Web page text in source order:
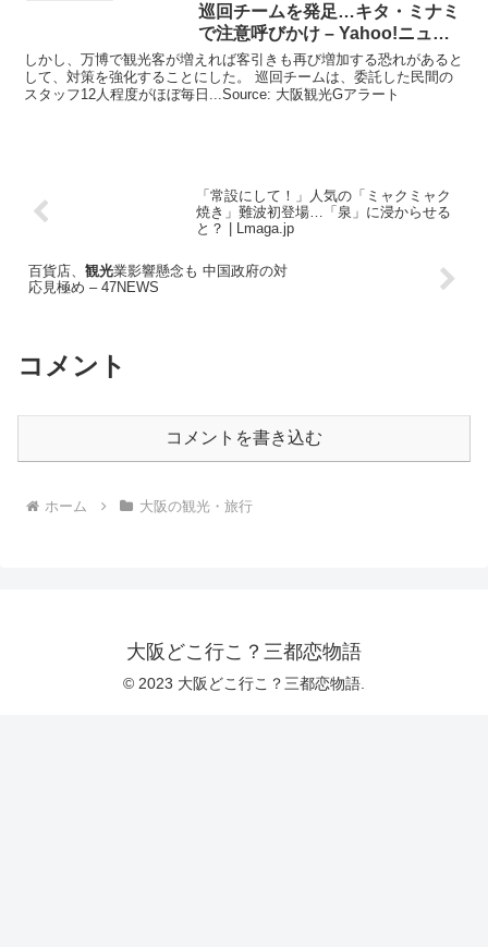
巡回チームを発足…キタ・ミナミ
で注意呼びかけ – Yahoo!ニュー
ス
しかし、万博で観光客が増えれば客引きも再び増加する恐れがあると
して、対策を強化することにした。 巡回チームは、委託した民間の
スタッフ12人程度がほぼ毎日...Source: 大阪観光Gアラート
「常設にして！」人気の「ミャクミャク
焼き」難波初登場…「泉」に浸からせる
と？ | Lmaga.jp
百貨店、 観光業影響懸念も 中国政府の対
応見極め – 47NEWS
コメント
コメントを書き込む
ホーム 大阪の観光・旅行
大阪どこ行こ？三都恋物語
© 2023 大阪どこ行こ？三都恋物語.